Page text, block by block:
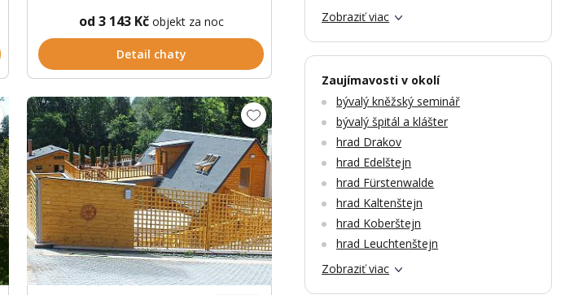
od 3 143 Kč objekt za noc
Detail chaty
Zobrazit dalších 62 fotek
Zobraziť viac
Zaujímavosti v okolí
bývalý kněžský seminář
bývalý špitál a klášter
hrad Drakov
hrad Edelštejn
hrad Fürstenwalde
hrad Kaltenštejn
hrad Koberštejn
hrad Leuchtenštejn
Zobraziť viac